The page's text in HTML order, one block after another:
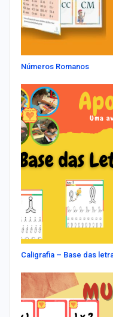
Números Romanos
Caligrafia – Base das